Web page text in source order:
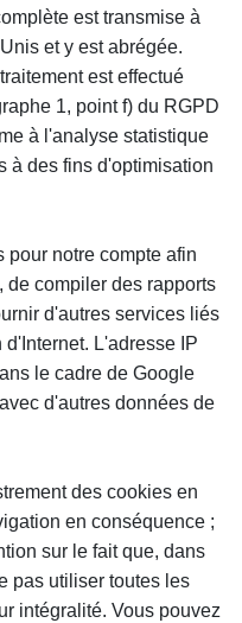
est transmise à
et y est abrégée.
est effectué
1, point f) du RGPD
à l'analyse statistique
à des fins d'optimisation
pour notre compte afin
de compiler des rapports
d'autres services liés
L'adresse IP
le cadre de Google
d'autres données de
des cookies en
en conséquence ;
sur le fait que, dans
pas utiliser toutes les
intégralité. Vous pouvez